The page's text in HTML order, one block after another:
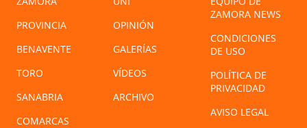
PROVINCIA
BENAVENTE
TORO
SANABRIA
COMARCAS
OPINIÓN
GALERÍAS
VÍDEOS
ARCHIVO
ZAMORA NEWS
CONDICIONES
DE USO
POLÍTICA DE
PRIVACIDAD
AVISO LEGAL